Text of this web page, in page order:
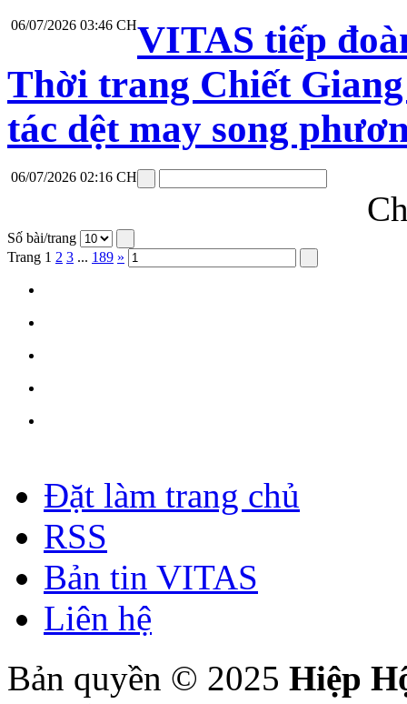
06/07/2026 03:46 CHVITAS tiếp
Thời trang Chiết
tác dệt may song
06/07/2026 02:16 CH
Số bài/trang
Trang 1 2 3 ... 189 »
Đặt làm trang chủ
RSS
Bản tin VITAS
Liên hệ
Bản quyền © 2025 Hiệp